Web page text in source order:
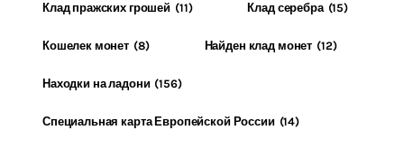
Клад пражских грошей (11) Клад серебра (15)
Кошелек монет (8) Найден клад монет (12)
Находки на ладони (156)
Специальная карта Европейской России (14)